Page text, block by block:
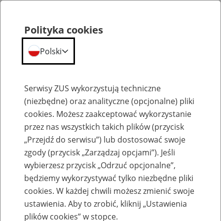
Bieżące wyjaśnienia komórek merytorycznych
Jednorazowe dodatkowe świadczenie
postojowe dla osób wykonujących umowy
Polityka cookies
Polski
Serwisy ZUS wykorzystują techniczne
(niezbędne) oraz analityczne (opcjonalne) pliki
cookies. Możesz zaakceptować wykorzystanie
przez nas wszystkich takich plików (przycisk
„Przejdź do serwisu”) lub dostosować swoje
zgody (przycisk „Zarządzaj opcjami”). Jeśli
wybierzesz przycisk „Odrzuć opcjonalne”,
będziemy wykorzystywać tylko niezbędne pliki
cookies. W każdej chwili możesz zmienić swoje
ustawienia. Aby to zrobić, kliknij „Ustawienia
plików cookies” w stopce.